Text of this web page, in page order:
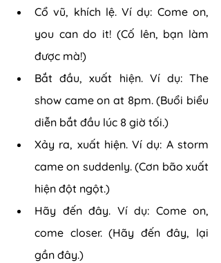
Cổ vũ, khích lệ. Ví dụ: Come on,
you can do it! (Cố lên, bạn làm
được mà!)
Bắt đầu, xuất hiện. Ví dụ: The
show came on at 8pm. (Buổi biểu
diễn bắt đầu lúc 8 giờ tối.)
Xảy ra, xuất hiện. Ví dụ: A storm
came on suddenly. (Cơn bão xuất
hiện đột ngột.)
Hãy đến đây. Ví dụ: Come on,
come closer. (Hãy đến đây, lại
gần đây.)